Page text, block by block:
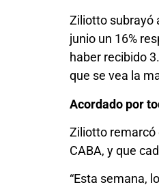
Ziliotto subrayó
junio un 16%
haber recibido
que se vea la
Acordado por
Ziliotto remarcó
CABA, y que
“Esta semana,